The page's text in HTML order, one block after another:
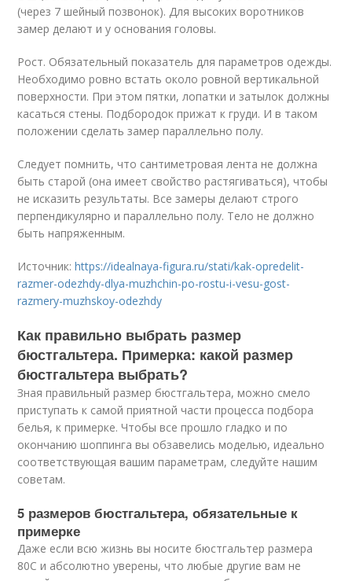
(через 7 шейный позвонок). Для высоких воротников
замер делают и у основания головы.
Рост. Обязательный показатель для параметров одежды.
Необходимо ровно встать около ровной вертикальной
поверхности. При этом пятки, лопатки и затылок должны
касаться стены. Подбородок прижат к груди. И в таком
положении сделать замер параллельно полу.
Следует помнить, что сантиметровая лента не должна
быть старой (она имеет свойство растягиваться), чтобы
не исказить результаты. Все замеры делают строго
перпендикулярно и параллельно полу. Тело не должно
быть напряженным.
Источник:https://idealnaya-figura.ru/stati/kak-opredelit-
razmer-odezhdy-dlya-muzhchin-po-rostu-i-vesu-gost-
razmery-muzhskoy-odezhdy
Как правильно выбрать размер
бюстгальтера. Примерка: какой размер
бюстгальтера выбрать?
Зная правильный размер бюстгальтера, можно смело
приступать к самой приятной части процесса подбора
белья, к примерке. Чтобы все прошло гладко и по
окончанию шоппинга вы обзавелись моделью, идеально
соответствующая вашим параметрам, следуйте нашим
советам.
5 размеров бюстгальтера, обязательные к
примерке
Даже если всю жизнь вы носите бюстгальтер размера
80С и абсолютно уверены, что любые другие вам не